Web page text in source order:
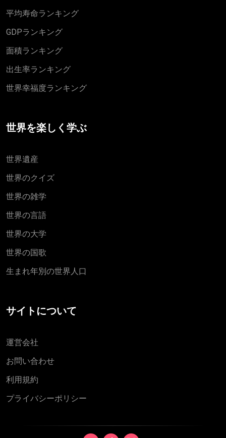
平均寿命ランキング
GDPランキング
面積ランキング
出生率ランキング
世界幸福度ランキング
世界を楽しく学ぶ
世界遺産
世界のクイズ
世界の雑学
世界の言語
世界の大学
世界の国歌
生まれ年別の世界人口
サイトについて
運営会社
お問い合わせ
利用規約
プライバシーポリシー